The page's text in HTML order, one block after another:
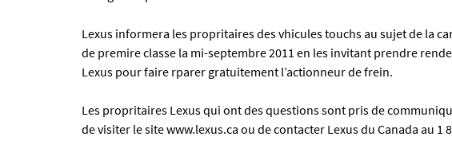
Lexus informera les propritaires des vhicules touchs au sujet de la
de premire classe la mi-septembre 2011 en les invitant prendre
Lexus pour faire rparer gratuitement l’actionneur de frein.
Les propritaires Lexus qui ont des questions sont pris de
de visiter le sitewww.lexus.ca ou de contacter Lexus du Canada au 1